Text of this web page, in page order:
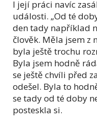
I její práci navíc
události. „Od té
den tady například
člověk. Měla jsem z
byla ještě trochu
Byla jsem hodně
se ještě chvíli před
odešel. Byla to
se tady od té doby
posteskla si.